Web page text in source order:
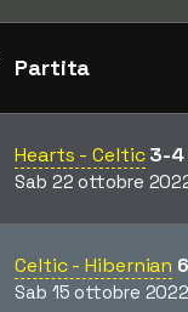
Partita
Hearts - Celtic 3-4
Sab 22 ottobre
Celtic - Hibernian
Sab 15 ottobre